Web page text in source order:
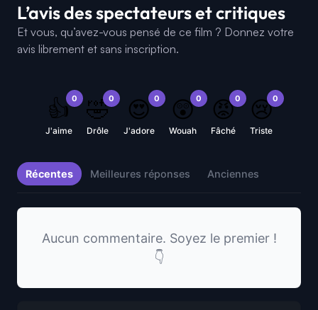
L’avis des spectateurs et critiques
Et vous, qu’avez-vous pensé de ce film ? Donnez votre
avis librement et sans inscription.
0
👍
J'aime
0
🤣
Drôle
0
😍
J'adore
0
😲
Wouah
0
😡
Fâché
0
😢
Triste
Récentes Meilleures réponses Anciennes
Aucun commentaire. Soyez le premier !
👇